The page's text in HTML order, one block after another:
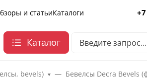
и статьиКаталоги
Каталог
bevels)
Бевелсы Decra Bevels